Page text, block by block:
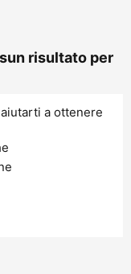
risultato per
a ottenere